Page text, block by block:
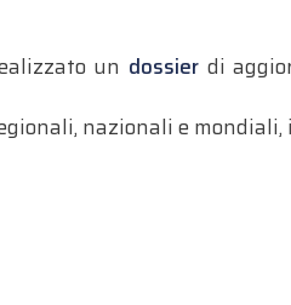
un dossierdi
nazionali e